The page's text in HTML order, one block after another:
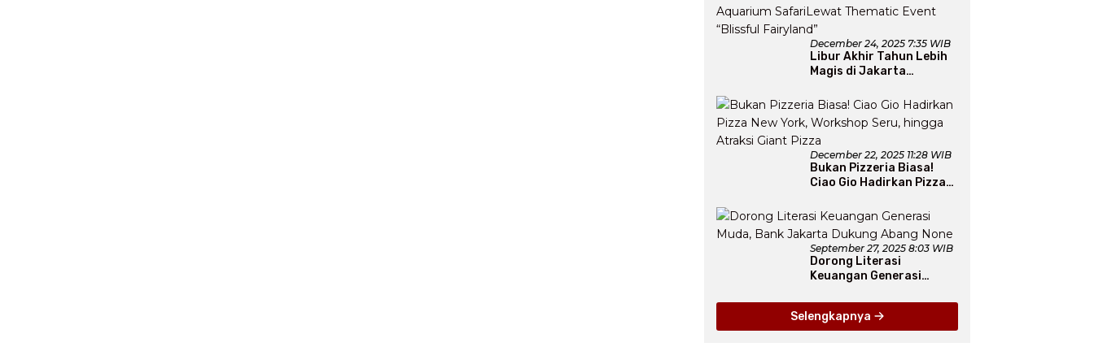
December 24, 2025 7:35 WIB
Libur Akhir Tahun Lebih
Magis di Jakarta
Thematic Event “Blissful
Fairyland”
December 22, 2025 11:28 WIB
Bukan Pizzeria Biasa!
Ciao Gio Hadirkan Pizza
Seru, hingga Atraksi
Giant Pizza
September 27, 2025 8:03 WIB
Dorong Literasi
Keuangan Generasi
Dukung Abang None
Selengkapnya